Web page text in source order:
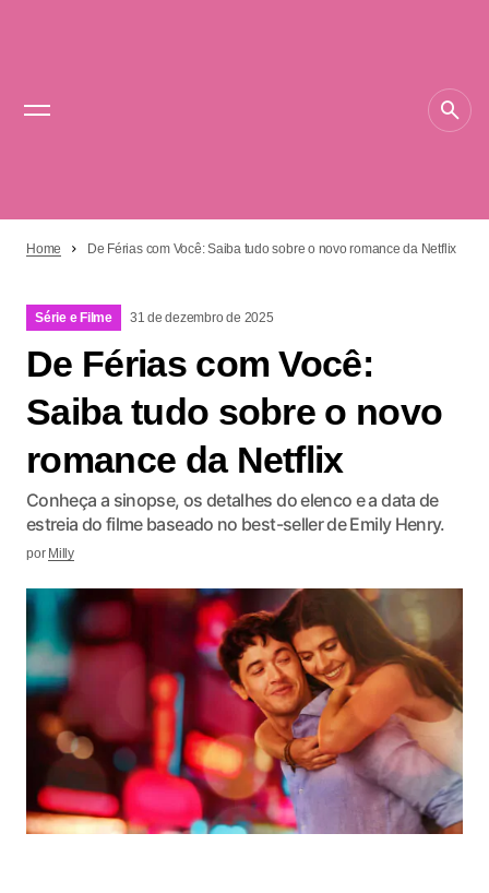
Home De Férias com Você: Saiba tudo sobre o novo romance da Netflix
Série e Filme 31 de dezembro de 2025
De Férias com Você:
Saiba tudo sobre o novo
romance da Netflix
Conheça a sinopse, os detalhes do elenco e a data de
estreia do filme baseado no best-seller de Emily Henry.
por Milly